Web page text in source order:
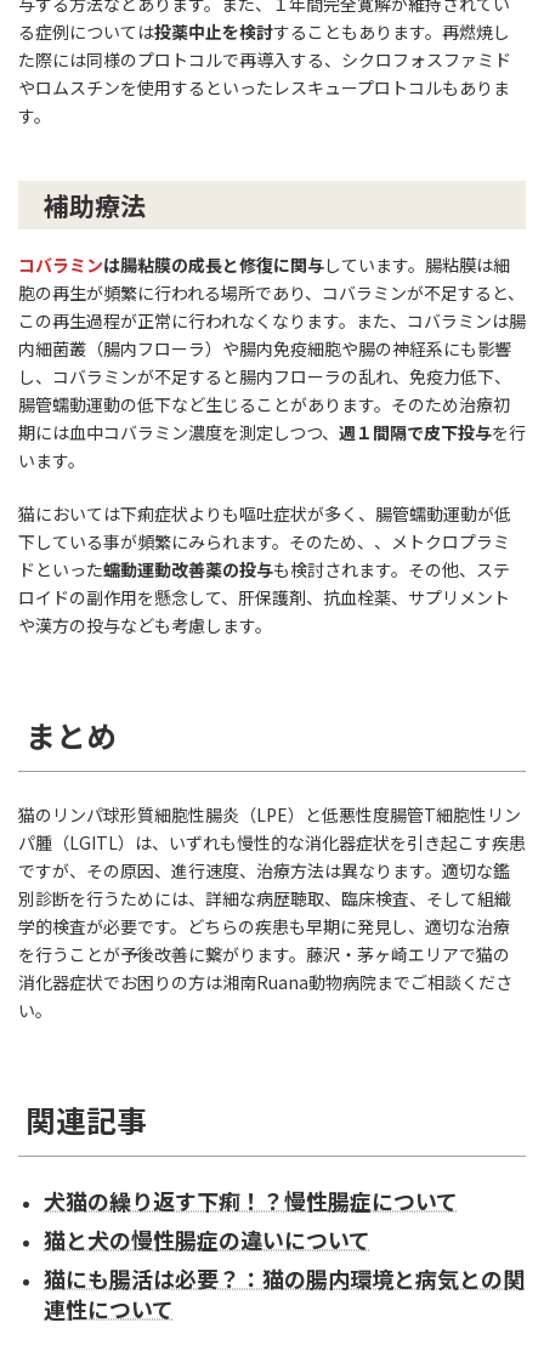
る症例については投薬中止を検討することもあります。再燃焼し
た際には同様のプロトコルで再導入する、シクロフォスファミド
やロムスチンを使用するといったレスキュープロトコルもありま
す。
補助療法
コバラミンは腸粘膜の成長と修復に関与しています。腸粘膜は細
胞の再生が頻繁に行われる場所であり、コバラミンが不足すると、
この再生過程が正常に行われなくなります。また、コバラミンは腸
内細菌叢（腸内フローラ）や腸内免疫細胞や腸の神経系にも影響
し、コバラミンが不足すると腸内フローラの乱れ、免疫力低下、
腸管蠕動運動の低下など生じることがあります。そのため治療初
期には血中コバラミン濃度を測定しつつ、 週１間隔で皮下投与を行
います。
猫においては下痢症状よりも嘔吐症状が多く、腸管蠕動運動が低
下している事が頻繁にみられます。そのため、、メトクロプラミ
ドといった蠕動運動改善薬の投与も検討されます。その他、ステ
ロイドの副作用を懸念して、肝保護剤、抗血栓薬、サプリメント
や漢方の投与なども考慮します。
まとめ
猫のリンパ球形質細胞性腸炎（LPE）と低悪性度腸管T細胞性リン
パ腫（LGITL）は、いずれも慢性的な消化器症状を引き起こす疾患
ですが、その原因、進行速度、治療方法は異なります。適切な鑑
別診断を行うためには、詳細な病歴聴取、臨床検査、そして組織
学的検査が必要です。どちらの疾患も早期に発見し、適切な治療
を行うことが予後改善に繋がります。藤沢・茅ヶ崎エリアで猫の
消化器症状でお困りの方は湘南Ruana動物病院までご相談くださ
い。
関連記事
犬猫の繰り返す下痢！？慢性腸症について
猫と犬の慢性腸症の違いについて
猫にも腸活は必要？：猫の腸内環境と病気との関
連性について